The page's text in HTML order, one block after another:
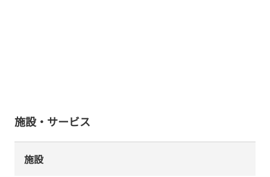
施設・サービス
施設